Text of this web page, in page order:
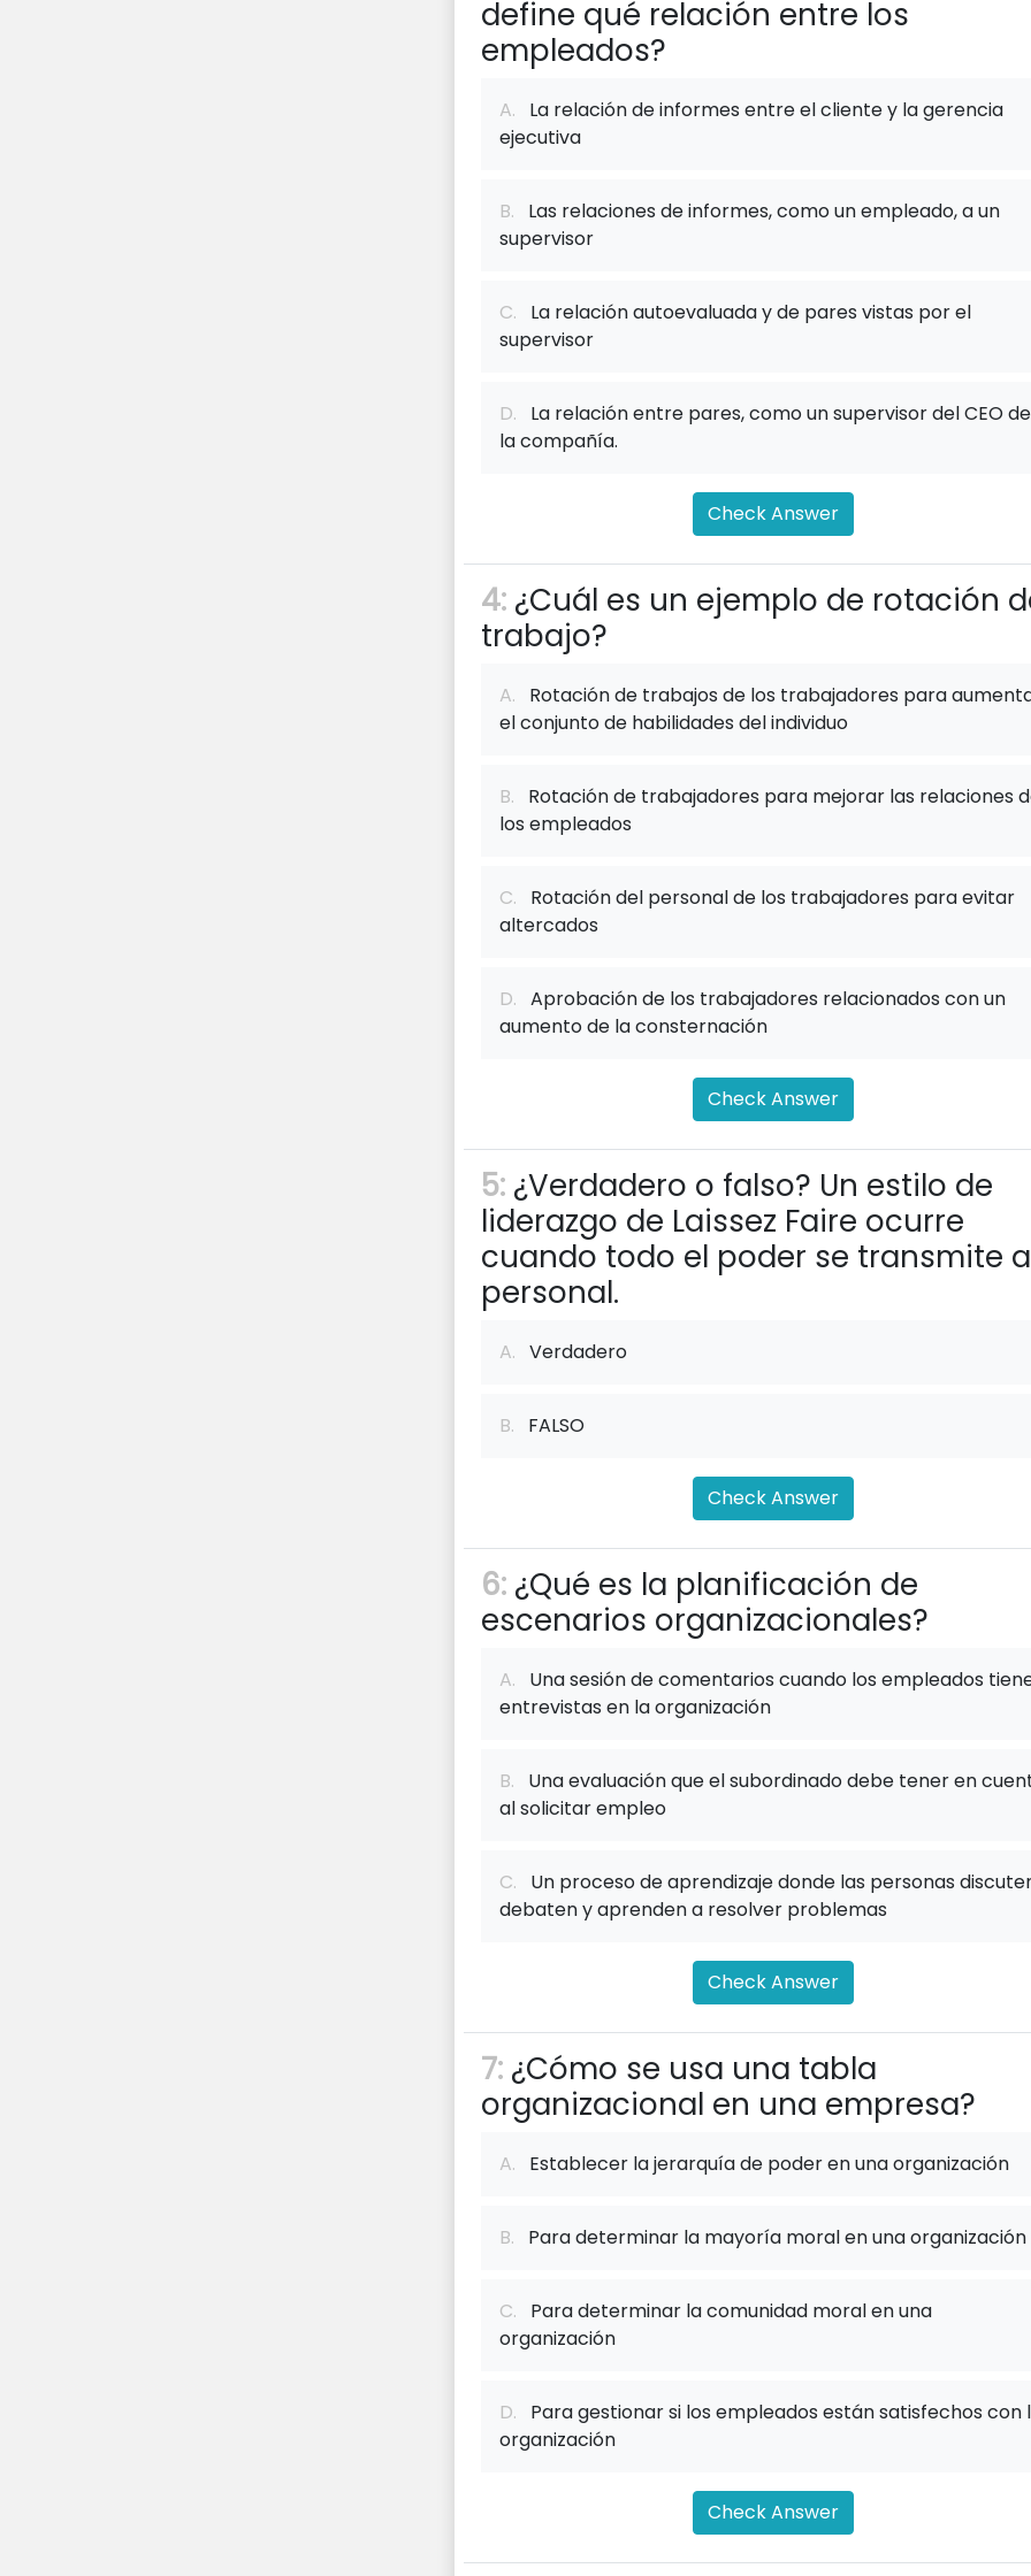
define qué relación entre los
empleados?
A. La relación de informes entre el cliente y la gerencia
ejecutiva
B. Las relaciones de informes, como un empleado, a un
supervisor
C. La relación autoevaluada y de pares vistas por el
supervisor
D. La relación entre pares, como un supervisor del CEO de
la compañía.
Check Answer
4: ¿Cuál es un ejemplo de rotación
trabajo?
A. Rotación de trabajos de los trabajadores para
el conjunto de habilidades del individuo
B. Rotación de trabajadores para mejorar las relaciones
los empleados
C. Rotación del personal de los trabajadores para evitar
altercados
D. Aprobación de los trabajadores relacionados con un
aumento de la consternación
Check Answer
5: ¿Verdadero o falso? Un estilo de
liderazgo de Laissez Faire ocurre
cuando todo el poder se transmite
personal.
A. Verdadero
B. FALSO
Check Answer
6: ¿Qué es la planificación de
escenarios organizacionales?
A. Una sesión de comentarios cuando los empleados
entrevistas en la organización
B. Una evaluación que el subordinado debe tener en
al solicitar empleo
C. Un proceso de aprendizaje donde las personas
debaten y aprenden a resolver problemas
Check Answer
7: ¿Cómo se usa una tabla
organizacional en una empresa?
A. Establecer la jerarquía de poder en una organización
B. Para determinar la mayoría moral en una organización
C. Para determinar la comunidad moral en una
organización
D. Para gestionar si los empleados están satisfechos con
organización
Check Answer